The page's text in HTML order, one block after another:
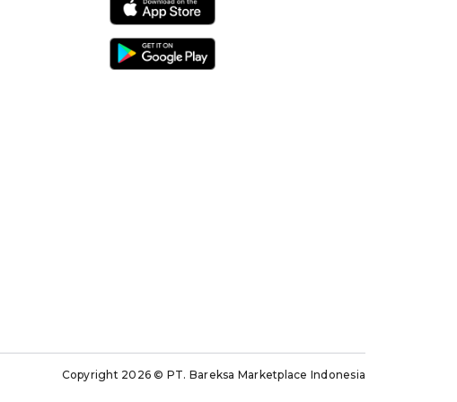
Copyright 2026© PT. Bareksa Marketplace Indonesia